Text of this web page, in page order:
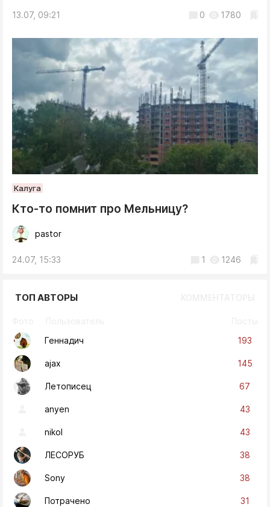
13.07, 09:21 0 1780
Калуга
Кто-то помнит про Мельницу?
pastor
24.07, 15:33 1 1246
ТОП АВТОРЫ
Геннадич
193
ajax 145
Летописец 67
anyen 43
nikol 43
ЛЕСОРУБ 38
Sony 38
Потрачено 31